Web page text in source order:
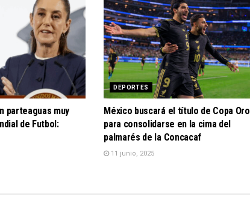
parteaguas muy
de Futbol:
DEPORTES
México buscará el título de Copa Oro
para consolidarse en la cima del
palmarés de la Concacaf
11 junio, 2025